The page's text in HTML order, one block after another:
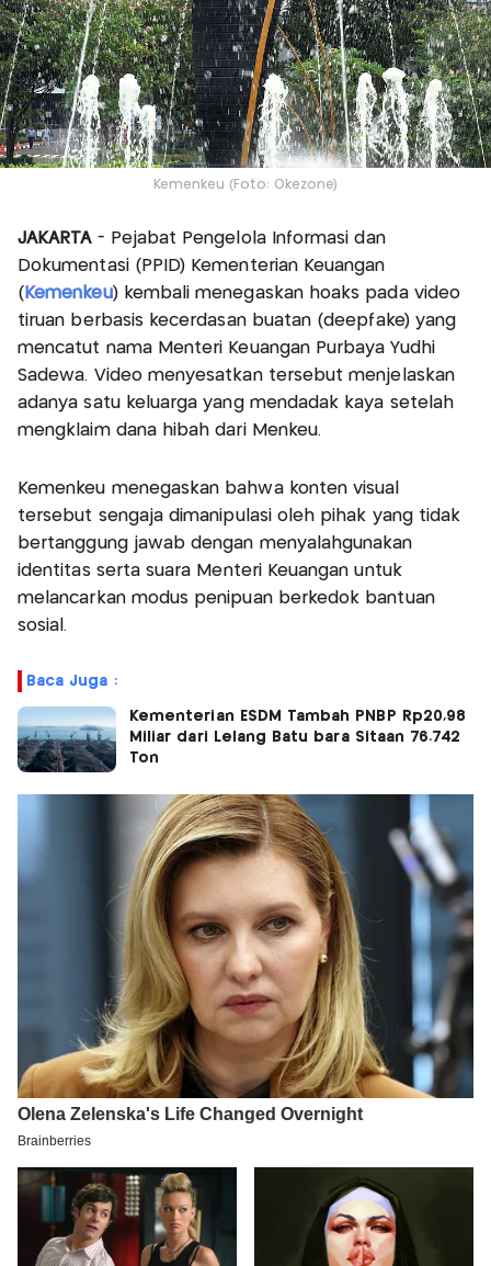
Kemenkeu (Foto: Okezone)
JAKARTA- Pejabat Pengelola Informasi dan
Dokumentasi (PPID) Kementerian Keuangan
( Kemenkeu) kembali menegaskan hoaks pada video
tiruan berbasis kecerdasan buatan (deepfake) yang
mencatut nama Menteri Keuangan Purbaya Yudhi
Sadewa. Video menyesatkan tersebut menjelaskan
adanya satu keluarga yang mendadak kaya setelah
mengklaim dana hibah dari Menkeu.
Kemenkeu menegaskan bahwa konten visual
tersebut sengaja dimanipulasi oleh pihak yang tidak
bertanggung jawab dengan menyalahgunakan
identitas serta suara Menteri Keuangan untuk
melancarkan modus penipuan berkedok bantuan
sosial.
Baca Juga :
Kementerian ESDM Tambah PNBP Rp20,98
Miliar dari Lelang Batu bara Sitaan 76.742
Ton